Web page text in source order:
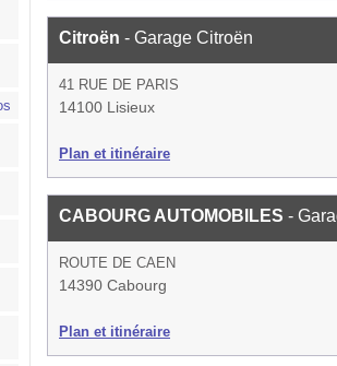
Citroën - Garage Citroën
41 RUE DE PARIS
14100 Lisieux
Plan et itinéraire
CABOURG AUTOMOBILES -
ROUTE DE CAEN
14390 Cabourg
Plan et itinéraire